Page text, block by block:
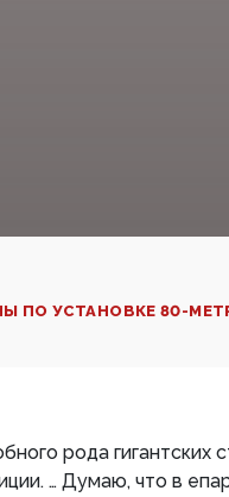
ПО УСТАНОВКЕ 80-
рода гигантских
… Думаю, что в